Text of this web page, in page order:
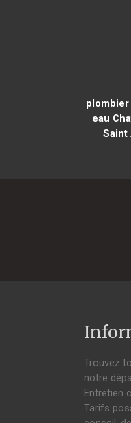
plombier
eau
Saint
Trouvez
notre
Entretien
Tarifs